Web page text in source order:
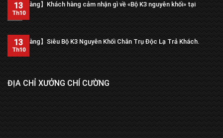
【Trả hàng】Khách hàng cảm nhận gì về «Bộ K3 nguyên khối» tại
xưởng?
13
Th10
【Trả hàng】Siêu Bộ K3 Nguyên Khối Chân Trụ Độc Lạ Trả Khách.
13
Th10
ĐỊA CHỈ XƯỞNG CHÍ CƯỜNG